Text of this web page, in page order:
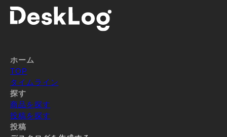
ホーム
TOP
タイムライン
探す
商品を探す
投稿を探す
投稿